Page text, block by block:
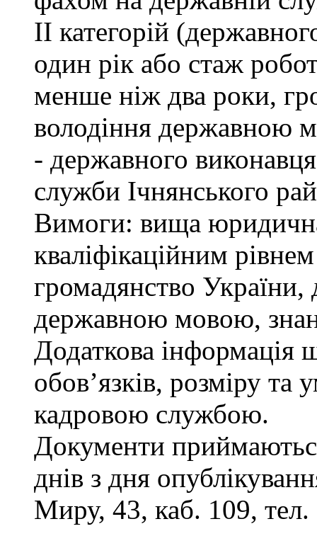
ІІ категорій
один рік або стаж
менше ніж два роки,
володіння державною
- державного
служби Ічнянського
Вимоги: вища юридична
кваліфікаційним
громадянство України,
державною мовою,
Додаткова інформація
обов’язків, розміру та
кадровою службою.
Документи
днів з дня
Миру, 43, каб. 109,